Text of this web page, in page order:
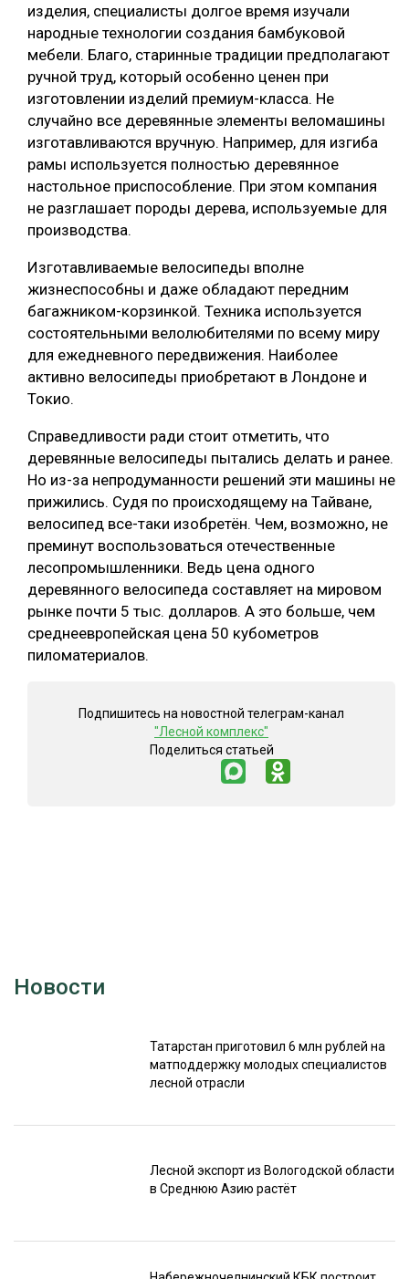
БЕЗОПАСНОЕ ПРОИЗВОДСТВО
СОРТИРОВКА ДРЕВЕСИНЫ
СУШКА ДРЕВЕСИНЫ
МЕБЕЛЬНОЕ ПРОИЗВОДСТВО
изделия, специалисты долгое время изучали
народные технологии создания бамбуковой
мебели. Благо, старинные традиции предполагают
ручной труд, который особенно ценен при
изготовлении изделий премиум-класса. Не
случайно все деревянные элементы веломашины
изготавливаются вручную. Например, для изгиба
рамы используется полностью деревянное
настольное приспособление. При этом компания
не разглашает породы дерева, используемые для
производства.
Изготавливаемые велосипеды вполне
жизнеспособны и даже обладают передним
багажником-корзинкой. Техника используется
состоятельными велолюбителями по всему миру
для ежедневного передвижения. Наиболее
активно велосипеды приобретают в Лондоне и
Токио.
Справедливости ради стоит отметить, что
деревянные велосипеды пытались делать и ранее.
Но из-за непродуманности решений эти машины не
прижились. Судя по происходящему на Тайване,
велосипед все-таки изобретён. Чем, возможно, не
преминут воспользоваться отечественные
лесопромышленники. Ведь цена одного
деревянного велосипеда составляет на мировом
рынке почти 5 тыс. долларов. А это больше, чем
среднеевропейская цена 50 кубометров
пиломатериалов.
Подпишитесь на новостной телеграм-канал
"Лесной комплекс"
Поделиться статьей
Новости
Татарстан приготовил 6 млн рублей на
матподдержку молодых специалистов
лесной отрасли
Лесной экспорт из Вологодской области
в Среднюю Азию растёт